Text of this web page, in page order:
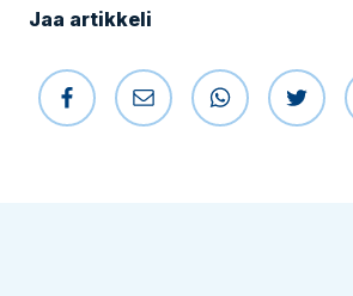
Jaa artikkeli
Jaa Facebookissa
Jaa sähköpostilla
Jaa Jaa